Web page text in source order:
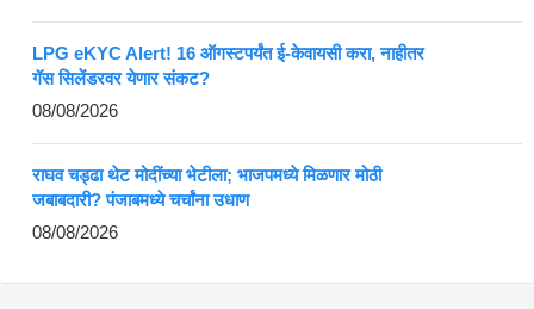
LPG eKYC Alert! 16 ऑगस्टपर्यंत ई-केवायसी करा, नाहीतर
गॅस सिलेंडरवर येणार संकट?
08/08/2026
राघव चड्ढा थेट मोदींच्या भेटीला; भाजपमध्ये मिळणार मोठी
जबाबदारी? पंजाबमध्ये चर्चांना उधाण
08/08/2026